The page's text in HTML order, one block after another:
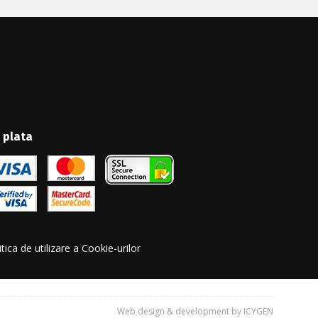
plata
de utilizare a Cookie-urilor
Web design & development by ICYGEN